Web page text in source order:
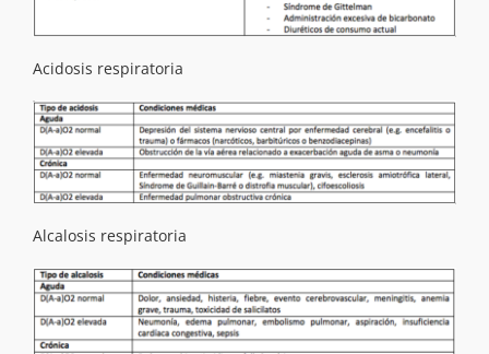
Acidosis respiratoria
Alcalosis respiratoria